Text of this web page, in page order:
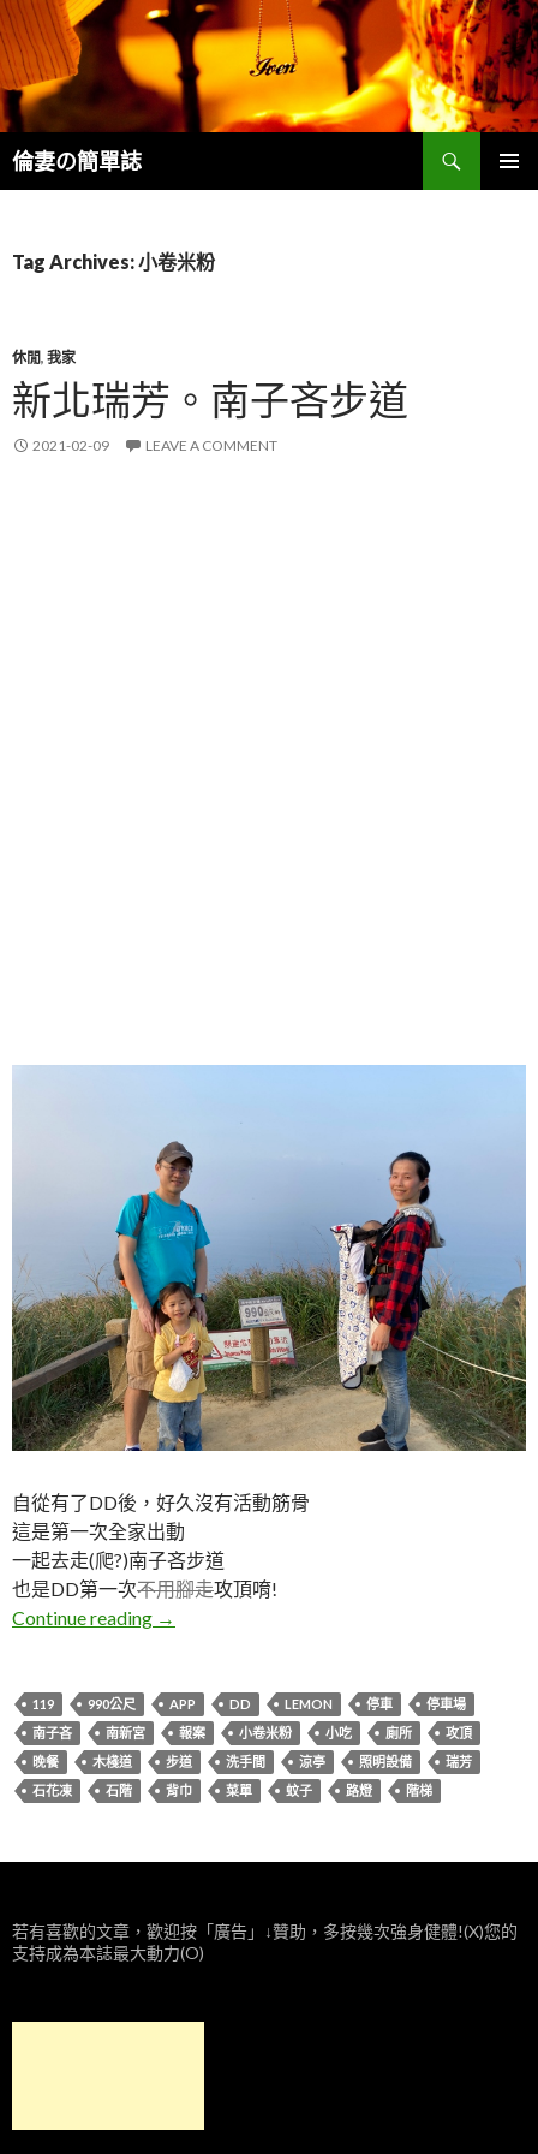
倫妻の簡單誌
Search
Tag Archives: 小卷米粉
休閒, 我家
新北瑞芳。南子吝步道
2021-02-09 LEAVE A COMMENT
自從有了DD後，好久沒有活動筋骨
這是第一次全家出動
一起去走(爬?)南子吝步道
也是DD第一次不用腳走攻頂唷!
Continue reading
新北瑞芳。南子吝步道
→
119 990公尺 APP DD LEMON 停車
停車場
南子吝
南新宮 報案 小卷米粉 小吃 廁所
攻頂
晚餐
木棧道 步道 洗手間 涼亭 照明設備
瑞芳
石花凍
石階 背巾 菜單 蚊子 路燈 階梯
若有喜歡的文章，歡迎按「廣告」↓贊助，多按幾次強身健體!(X)您的
支持成為本誌最大動力(O)